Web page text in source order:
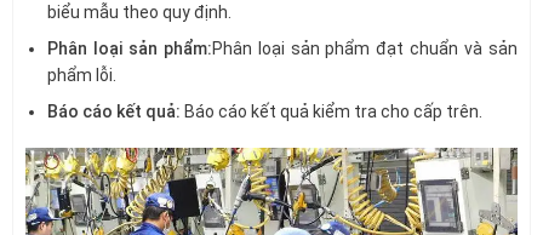
biểu mẫu theo quy định.
Phân loại sản phẩm:Phân loại sản phẩm đạt chuẩn và sản
phẩm lỗi.
Báo cáo kết quả: Báo cáo kết quả kiểm tra cho cấp trên.